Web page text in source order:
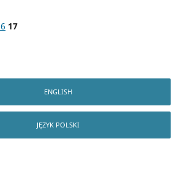
17
ENGLISH
JĘZYK POLSKI